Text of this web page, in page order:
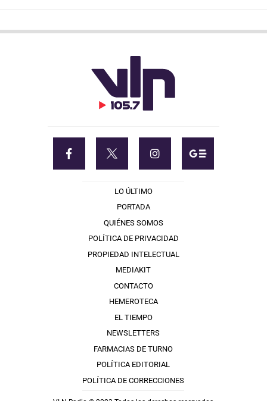
LO ÚLTIMO
PORTADA
QUIÉNES SOMOS
POLÍTICA DE PRIVACIDAD
PROPIEDAD INTELECTUAL
MEDIAKIT
CONTACTO
HEMEROTECA
EL TIEMPO
NEWSLETTERS
FARMACIAS DE TURNO
POLÍTICA EDITORIAL
POLÍTICA DE CORRECCIONES